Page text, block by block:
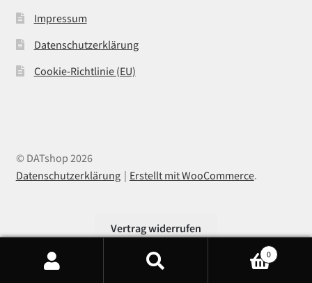
Impressum
Datenschutzerklärung
Cookie-Richtlinie (EU)
© DATshop 2026
Datenschutzerklärung
Erstellt mit WooCommerce.
Vertrag widerrufen
Products
0